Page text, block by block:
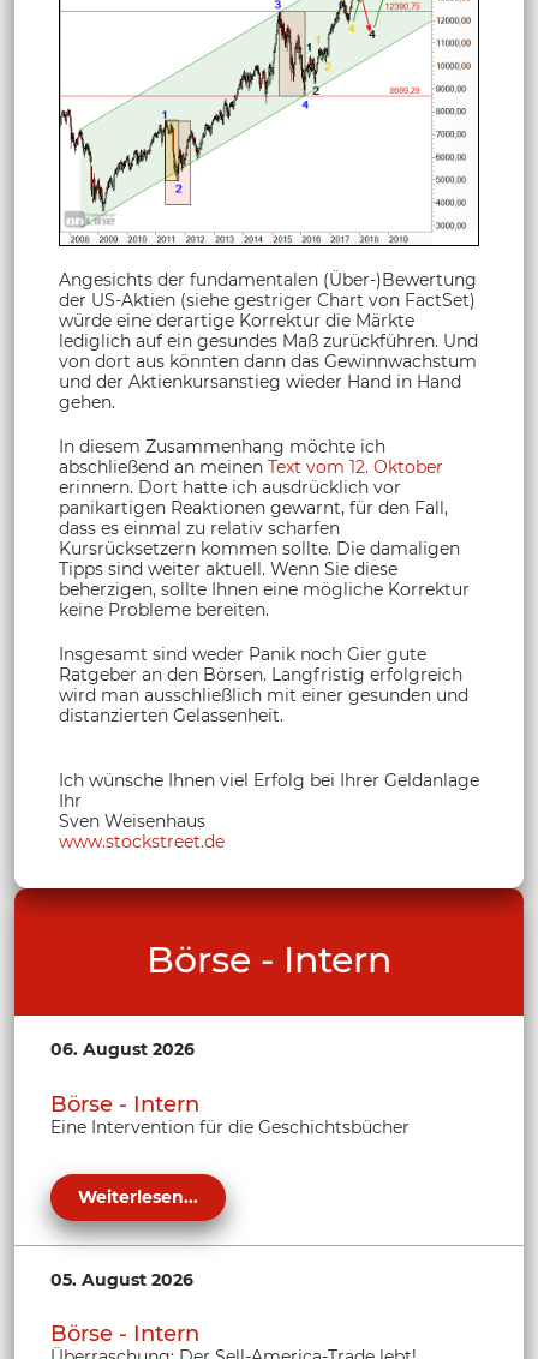
Angesichts der fundamentalen (Über-)Bewertung
der US-Aktien (siehe gestriger Chart von FactSet)
würde eine derartige Korrektur die Märkte
lediglich auf ein gesundes Maß zurückführen. Und
von dort aus könnten dann das Gewinnwachstum
und der Aktienkursanstieg wieder Hand in Hand
gehen.
In diesem Zusammenhang möchte ich
abschließend an meinen Text vom 12. Oktober
erinnern. Dort hatte ich ausdrücklich vor
panikartigen Reaktionen gewarnt, für den Fall,
dass es einmal zu relativ scharfen
Kursrücksetzern kommen sollte. Die damaligen
Tipps sind weiter aktuell. Wenn Sie diese
beherzigen, sollte Ihnen eine mögliche Korrektur
keine Probleme bereiten.
Insgesamt sind weder Panik noch Gier gute
Ratgeber an den Börsen. Langfristig erfolgreich
wird man ausschließlich mit einer gesunden und
distanzierten Gelassenheit.
Ich wünsche Ihnen viel Erfolg bei Ihrer Geldanlage
Ihr
Sven Weisenhaus
www.stockstreet.de
Börse - Intern
06. August 2026
Börse - Intern
Eine Intervention für die Geschichtsbücher
Weiterlesen...
05. August 2026
Börse - Intern